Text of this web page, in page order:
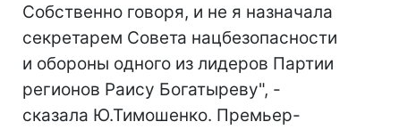
Собственно говоря, и не я назначала
секретарем Совета нацбезопасности
и обороны одного из лидеров Партии
регионов Раису Богатыреву", -
сказала Ю.Тимошенко. Премьер-